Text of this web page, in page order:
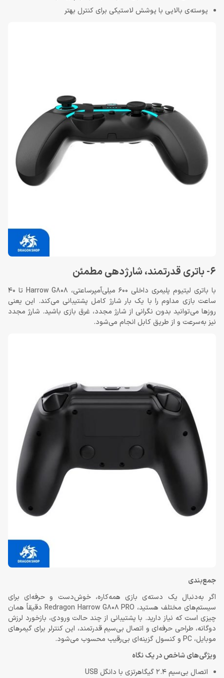
پوسته‌ی بالایی با پوشش لاستیکی برای کنترل بهتر
6- باتری قدرتمند، شارژدهی مطمئن
با باتری لیتیوم پلیمری داخلی 600 میلی‌آمپرساعتی، Harrow G808 تا 40
ساعت بازی مداوم را با یک بار شارژ کامل پشتیبانی می‌کند. این یعنی
روزها می‌توانید بدون نگرانی از شارژ مجدد، غرق بازی باشید. شارژ مجدد
نیز به‌سرعت و از طریق کابل انجام می‌شود.
جمع‌بندی
اگر به‌دنبال یک دسته‌ی بازی همه‌کاره، خوش‌دست و حرفه‌ای برای
سیستم‌های مختلف هستید، Redragon Harrow G808 PRO دقیقاً همان
چیزی است که نیاز دارید. با پشتیبانی از چند حالت ورودی، بازخورد لرزش
دوگانه، طراحی حرفه‌ای و اتصال بی‌سیم قدرتمند، این کنترلر برای گیمرهای
موبایل، PC و کنسول گزینه‌ای بی‌رقیب محسوب می‌شود.
ویژگی‌های شاخص در یک نگاه
اتصال بی‌سیم 2.4 گیگاهرتزی با دانگل USB